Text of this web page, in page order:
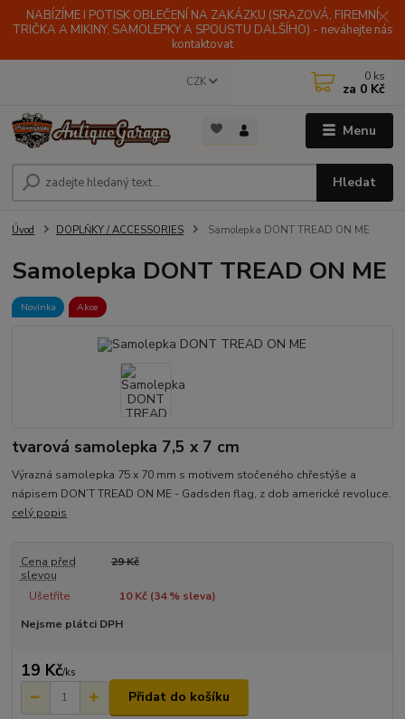
NABÍZÍME I POTISK OBLEČENÍ NA ZAKÁZKU (SRAZOVÁ, FIREMNÍ
TRIČKA A MIKINY, SAMOLEPKY A SPOUSTU DALŠÍHO) - neváhejte nás
kontaktovat
Menu
CZK
Hledat
0 ks
za 0 Kč
Úvod DOPLŇKY / ACCESSORIES Samolepka DONT TREAD ON ME
Samolepka DONT TREAD ON ME
Novinka Akce
tvarová samolepka 7,5 x 7 cm
Výrazná samolepka 75 x 70 mm s motivem stočeného chřestýše a
nápisem DON’T TREAD ON ME - Gadsden flag, z dob americké revoluce.
celý popis
Cena před
slevou
29 Kč
Ušetříte 10 Kč (34% sleva)
Nejsme plátci DPH
19 Kč/ks
Přidat do košíku